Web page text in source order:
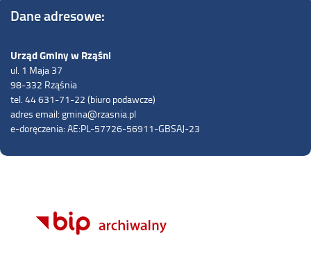
Dane adresowe:
Urząd Gminy w Rząśni
ul. 1 Maja 37
98-332 Rząśnia
tel. 44 631-71-22 (biuro podawcze)
adres email: gmina@rzasnia.pl
e-doręczenia: AE:PL-57726-56911-GBSAJ-23